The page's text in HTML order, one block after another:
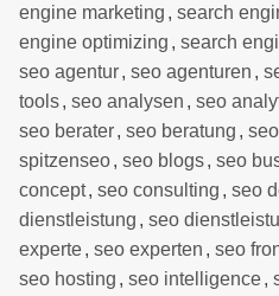
engine marketing , search
engine optimizing , search
seo agentur, seo agenturen ,
tools, seo analysen , seo
seo berater, seo beratung ,
spitzenseo, seo blogs, seo
concept, seo consulting , seo
dienstleistung , seo
experte, seo experten , seo
seo hosting , seo intelligence,